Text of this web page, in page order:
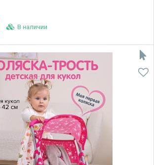
В наличии